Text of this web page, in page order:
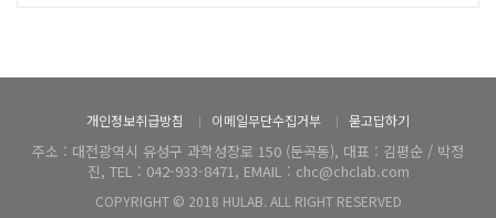
개인정보취급방침 이메일무단수집거부 묻고답하기
주소 : 대전광역시 유성구 과학성장로 150 (둔곡동), 대표 : 김평순 / 박정
진, TEL : 042-933-8471, EMAIL : chc@chclab.com
COPYRIGHT © 2018 HULAB. ALL RIGHT RESERVED